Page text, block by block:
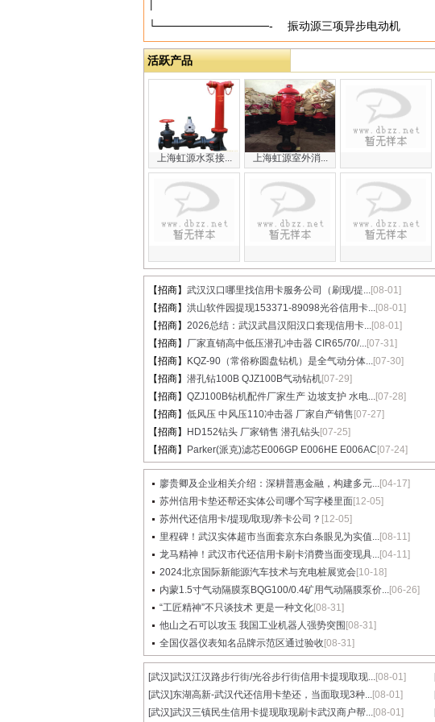
└──────────────- 振动源三项异步电动机
活跃产品
上海虹源水泵接... 上海虹源室外消...
【招商】 武汉汉口哪里找信用卡服务公司（刷现/提...[08-01]
【招商】 洪山软件园提现153371-89098光谷信用卡...[08-01]
【招商】 2026总结：武汉武昌汉阳汉口套现信用卡...[08-01]
【招商】 厂家直销高中低压潜孔冲击器 CIR65/70/...[07-31]
【招商】
KQZ-90（常俗称圆盘钻机）是全气动分体...[07-30]
【招商】 潜孔钻100B QJZ100B气动钻机[07-29]
【招商】 QZJ100B钻机配件厂家生产 边坡支护 水电...[07-28]
【招商】 低风压 中风压110冲击器 厂家自产销售 [07-27]
【招商】
HD152钻头 厂家销售 潜孔钻头[07-25]
【招商】
Parker(派克)滤芯E006GP E006HE E006AC [07-24]
廖贵卿及企业相关介绍：深耕普惠金融，构建多元...[04-17]
苏州信用卡垫还帮还实体公司哪个写字楼里面[12-05]
苏州代还信用卡/提现/取现/养卡公司？ [12-05]
里程碑！武汉实体超市当面套京东白条眼见为实值...[08-11]
龙马精神！武汉市代还信用卡刷卡消费当面变现具...[04-11]
2024北京国际新能源汽车技术与充电桩展览会[10-18]
内蒙1.5寸气动隔膜泵BQG100/0.4矿用气动隔膜泵价...[06-26]
“工匠精神”不只谈技术 更是一种文化[08-31]
他山之石可以攻玉 我国工业机器人强势突围 [08-31]
全国仪器仪表知名品牌示范区通过验收 [08-31]
[武汉]武汉江汉路步行街/光谷步行街信用卡提现取现...[08-01]
[武汉]东湖高新-武汉代还信用卡垫还，当面取现3种...[08-01]
[武汉]武汉三镇民生信用卡提现取现刷卡武汉商户帮...[08-01]